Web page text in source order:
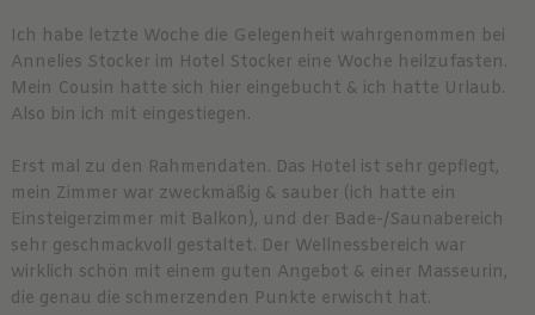
Ich habe letzte Woche die Gelegenheit wahrgenommen bei
Annelies Stocker im Hotel Stocker eine Woche heilzufasten.
Mein Cousin hatte sich hier eingebucht & ich hatte Urlaub.
Also bin ich mit eingestiegen.
Erst mal zu den Rahmendaten. Das Hotel ist sehr gepflegt,
mein Zimmer war zweckmäßig & sauber (ich hatte ein
Einsteigerzimmer mit Balkon), und der Bade-/Saunabereich
sehr geschmackvoll gestaltet. Der Wellnessbereich war
wirklich schön mit einem guten Angebot & einer Masseurin,
die genau die schmerzenden Punkte erwischt hat.